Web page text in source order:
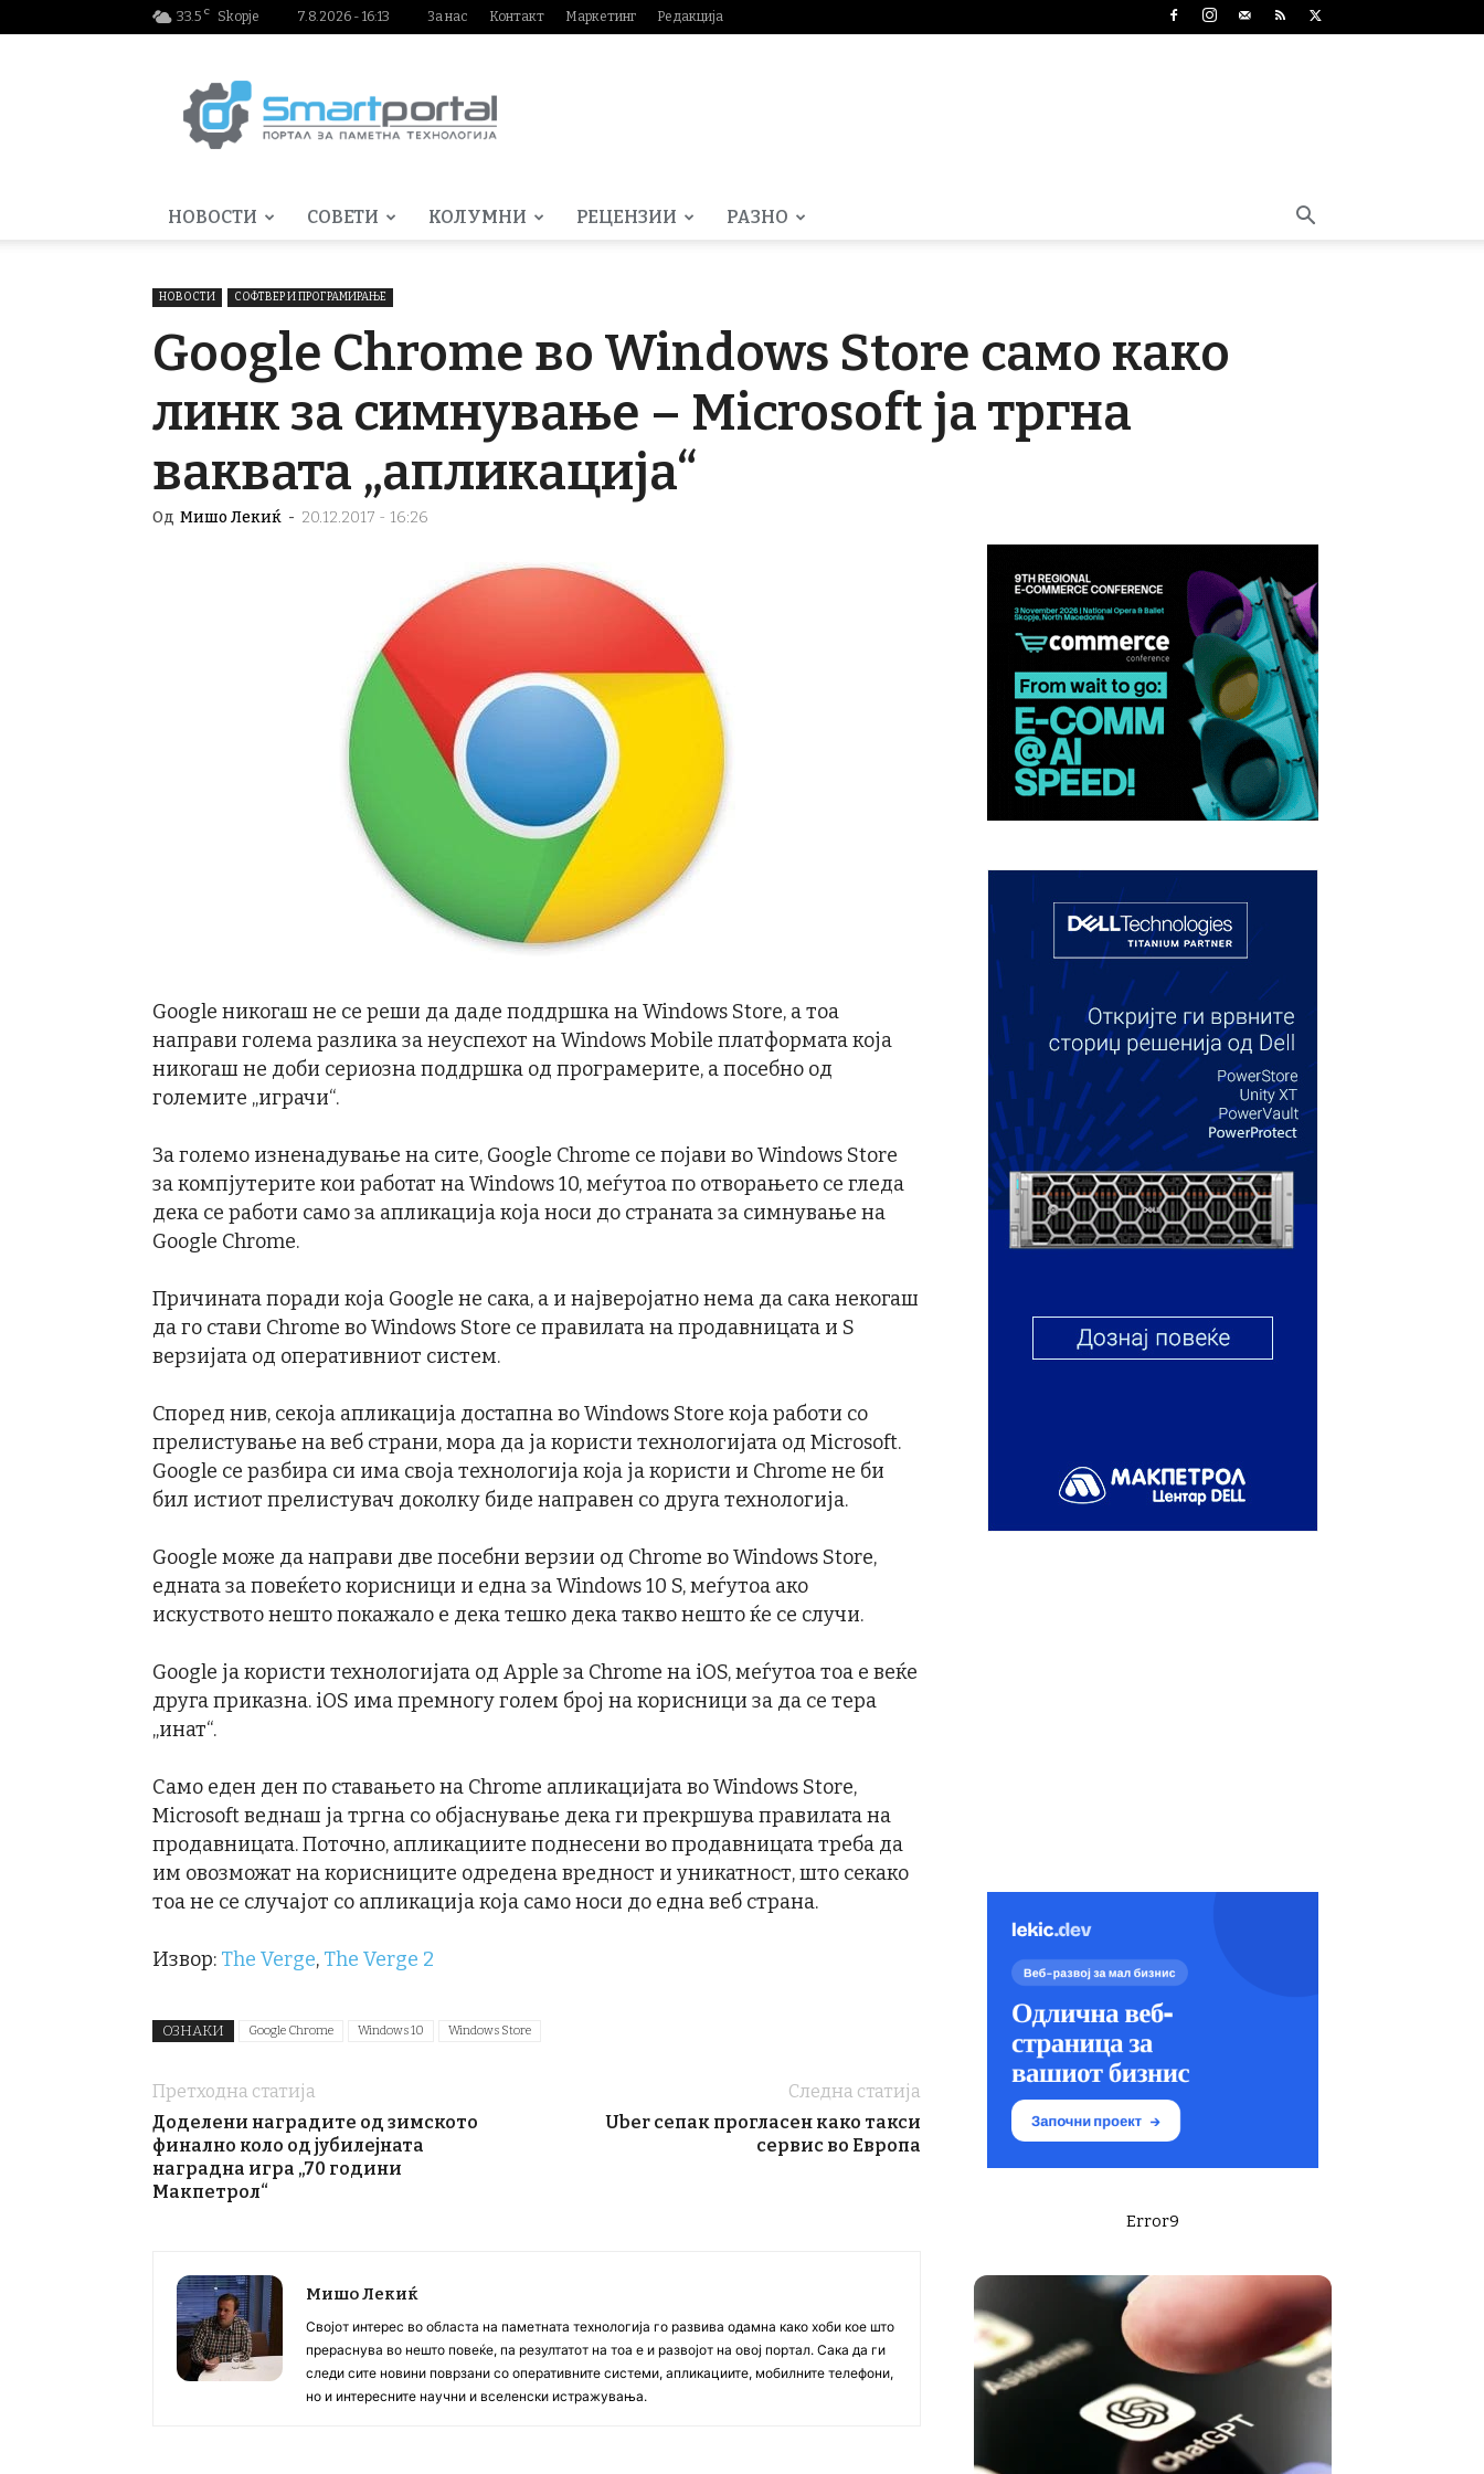
33.5 C Skopje 7.8.2026 - 16:13 За нас Контакт Маркетинг Редакција
НОВОСТИ СОВЕТИ КОЛУМНИ РЕЦЕНЗИИ РАЗНО
НОВОСТИ СОФТВЕР И ПРОГРАМИРАЊЕ
Google Chrome во Windows Store само како
линк за симнување – Microsoft ја тргна
ваквата „апликација“
Од Мишо Лекиќ - 20.12.2017 - 16:26
Google никогаш не се реши да даде поддршка на Windows Store, а тоа
направи голема разлика за неуспехот на Windows Mobile платформата која
никогаш не доби сериозна поддршка од програмерите, а посебно од
големите „играчи“.
За големо изненадување на сите, Google Chrome се појави во Windows Store
за компјутерите кои работат на Windows 10, меѓутоа по отворањето се гледа
дека се работи само за апликација која носи до страната за симнување на
Google Chrome.
Причината поради која Google не сака, а и најверојатно нема да сака некогаш
да го стави Chrome во Windows Store се правилата на продавницата и S
верзијата од оперативниот систем.
Според нив, секоја апликација достапна во Windows Store која работи со
прелистување на веб страни, мора да ја користи технологијата од Microsoft.
Google се разбира си има своја технологија која ја користи и Chrome не би
бил истиот прелистувач доколку биде направен со друга технологија.
Google може да направи две посебни верзии од Chrome во Windows Store,
едната за повеќето корисници и една за Windows 10 S, меѓутоа ако
искуството нешто покажало е дека тешко дека такво нешто ќе се случи.
Google ја користи технологијата од Apple за Chrome на iOS, меѓутоа тоа е веќе
друга приказна. iOS има премногу голем број на корисници за да се тера
„инат“.
Само еден ден по ставањето на Chrome апликацијата во Windows Store,
Microsoft веднаш ја тргна со објаснување дека ги прекршува правилата на
продавницата. Поточно, апликациите поднесени во продавницата треба да
им овозможат на корисниците одредена вредност и уникатност, што секако
тоа не се случајот со апликација која само носи до една веб страна.
Извор: The Verge, The Verge 2
ОЗНАКИ Google Chrome Windows 10 Windows Store
Претходна статија
Доделени наградите од зимското
финално коло од јубилејната
наградна игра „70 години
Макпетрол“
Следна статија
Uber сепак прогласен како такси
сервис во Европа
Мишо Лекиќ
Својот интерес во областа на паметната технологија го развива одамна како хоби кое што
прераснува во нешто повеќе, па резултатот на тоа е и развојот на овој портал. Сака да ги
следи сите новини поврзани со оперативните системи, апликациите, мобилните телефони,
но и интересните научни и вселенски истражувања.
Error9